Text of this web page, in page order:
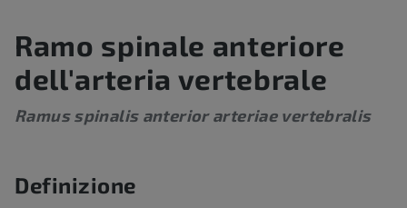
Ramo spinale anteriore
dell'arteria vertebrale
Ramus spinalis anterior arteriae vertebralis
Definizione